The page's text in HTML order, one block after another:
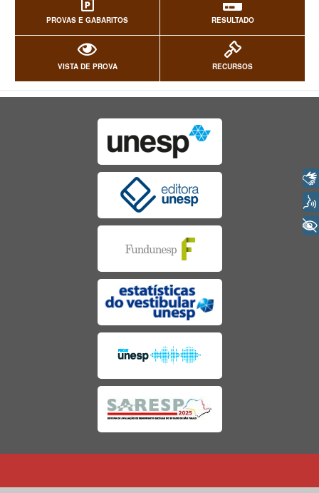
PROVAS E GABARITOS RESULTADO
VISTA DE PROVA RECURSOS
+ Acessibilidade